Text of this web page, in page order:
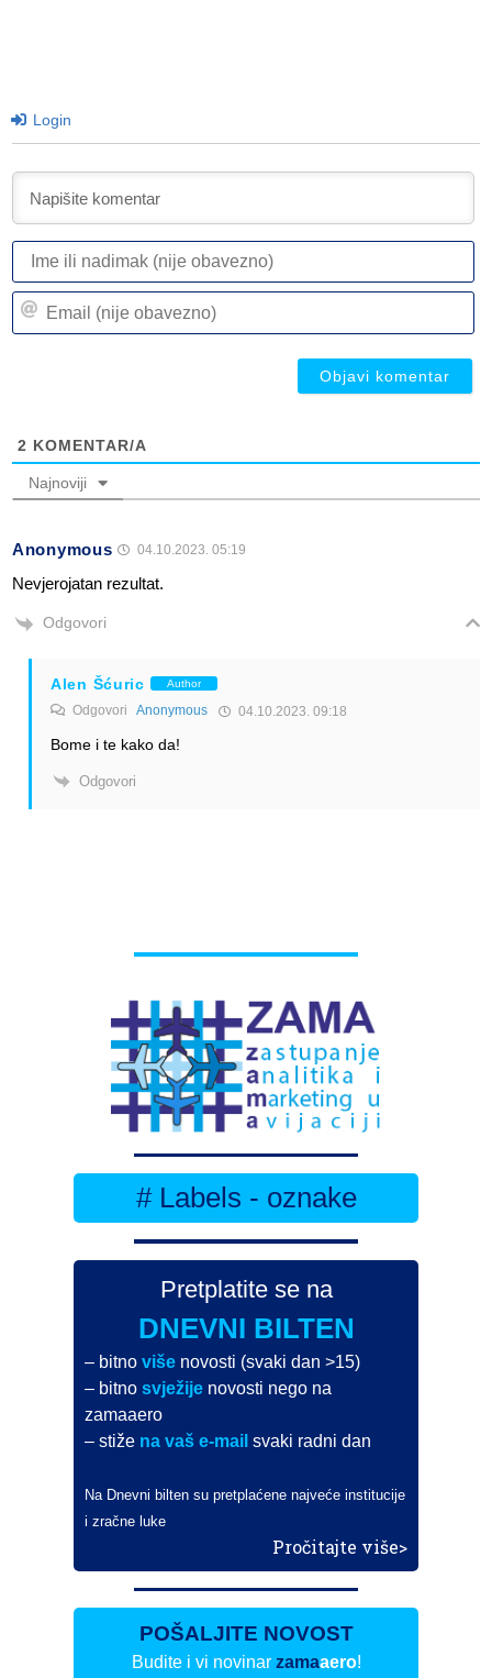
Login
2 KOMENTAR/A
Najnoviji
Anonymous 04.10.2023. 05:19
Nevjerojatan rezultat.
Odgovori
Alen Šćuric Author
Odgovori Anonymous 04.10.2023. 09:18
Bome i te kako da!
Odgovori
# Labels - oznake
Pretplatite se na
DNEVNI BILTEN
– bitnoviše novosti (svaki dan >15)
– bitnosvježije novosti nego na
zamaaero
– stiže na vaš e-mail svaki radni dan
Na Dnevni bilten su pretplaćene najveće institucije
i zračne luke
Pročitajte više>
POŠALJITE NOVOST
Budite i vi novinar zamaaero!